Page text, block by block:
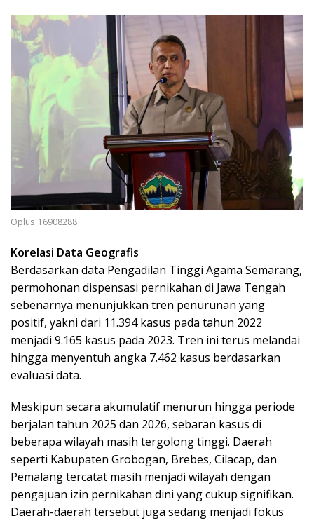
Oplus_16908288
Korelasi Data Geografis
Berdasarkan data Pengadilan Tinggi Agama Semarang,
permohonan dispensasi pernikahan di Jawa Tengah
sebenarnya menunjukkan tren penurunan yang
positif, yakni dari 11.394 kasus pada tahun 2022
menjadi 9.165 kasus pada 2023. Tren ini terus melandai
hingga menyentuh angka 7.462 kasus berdasarkan
evaluasi data.
Meskipun secara akumulatif menurun hingga periode
berjalan tahun 2025 dan 2026, sebaran kasus di
beberapa wilayah masih tergolong tinggi. Daerah
seperti Kabupaten Grobogan, Brebes, Cilacap, dan
Pemalang tercatat masih menjadi wilayah dengan
pengajuan izin pernikahan dini yang cukup signifikan.
Daerah-daerah tersebut juga sedang menjadi fokus